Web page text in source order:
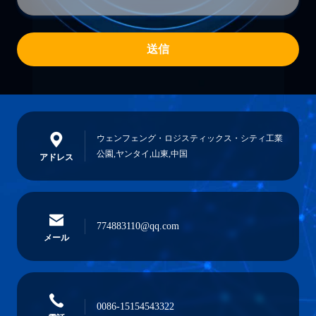
送信
アドレス
ウェンフェング・ロジスティックス・シティ工業
公園,ヤンタイ,山東,中国
メール
774883110@qq.com
0086-15154543322